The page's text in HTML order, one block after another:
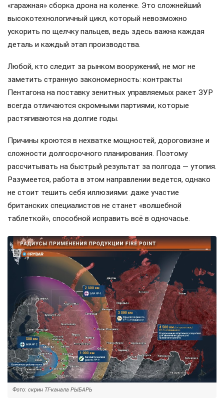
«гаражная» сборка дрона на коленке. Это сложнейший
высокотехнологичный цикл, который невозможно
ускорить по щелчку пальцев, ведь здесь важна каждая
деталь и каждый этап производства.
Любой, кто следит за рынком вооружений, не мог не
заметить странную закономерность: контракты
Пентагона на поставку зенитных управляемых ракет ЗУР
всегда отличаются скромными партиями, которые
растягиваются на долгие годы.
Причины кроются в нехватке мощностей, дороговизне и
сложности долгосрочного планирования. Поэтому
рассчитывать на быстрый результат за полгода — утопия.
Разумеется, работа в этом направлении ведется, однако
не стоит тешить себя иллюзиями: даже участие
британских специалистов не станет «волшебной
таблеткой», способной исправить всё в одночасье.
Фото: скрин ТГ-канала РЫБАРЬ